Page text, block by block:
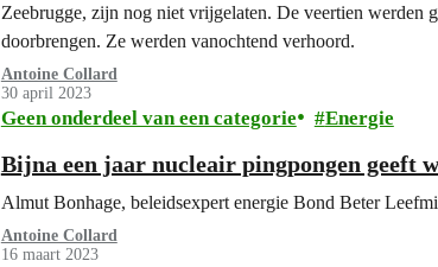
Zeebrugge, zijn nog niet vrijgelaten. De veertien werden
doorbrengen. Ze werden vanochtend verhoord.
Antoine Collard
30 april 2023
Geen onderdeel van een categorie Energie
Bijna een jaar nucleair pingpongen geeft
Almut Bonhage, beleidsexpert energie Bond Beter
Antoine Collard
16 maart 2023